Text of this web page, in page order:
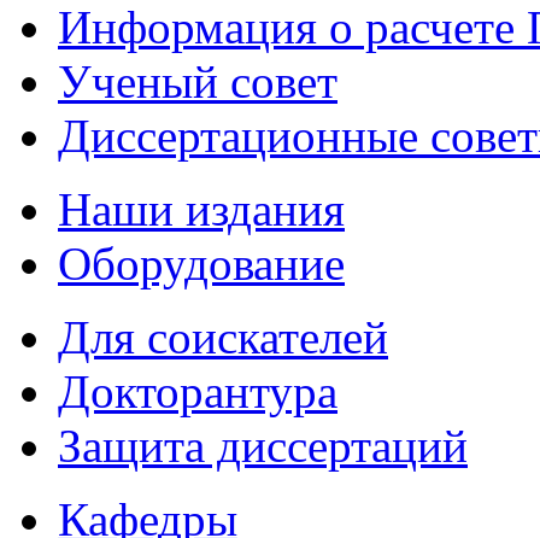
Информация о
Ученый совет
Диссертационные
Наши издания
Оборудование
Для соискателей
Докторантура
Защита диссертаций
Кафедры